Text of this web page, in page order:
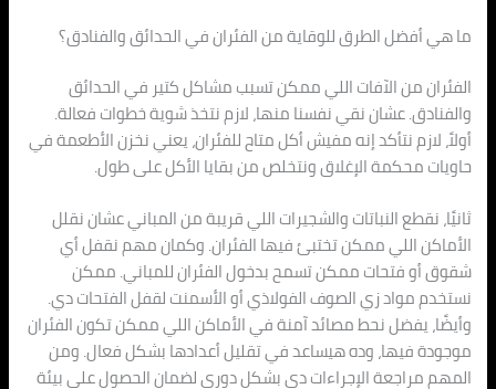
ما هي أفضل الطرق للوقاية من الفئران في الحدائق والفنادق؟
الفئران من الآفات اللي ممكن تسبب مشاكل كتير في الحدائق
والفنادق. عشان نقي نفسنا منها، لازم نتخذ شوية خطوات فعالة.
أولاً، لازم نتأكد إنه مفيش أكل متاح للفئران، يعني نخزن الأطعمة في
حاويات محكمة الإغلاق ونتخلص من بقايا الأكل على طول.
ثانيًا، نقطع النباتات والشجيرات اللي قريبة من المباني عشان نقلل
الأماكن اللي ممكن تختبئ فيها الفئران. وكمان مهم نقفل أي
شقوق أو فتحات ممكن تسمح بدخول الفئران للمباني. ممكن
نستخدم مواد زي الصوف الفولاذي أو الأسمنت لقفل الفتحات دي.
وأيضًا، يفضل نحط مصائد آمنة في الأماكن اللي ممكن تكون الفئران
موجودة فيها، وده هيساعد في تقليل أعدادها بشكل فعال. ومن
المهم مراجعة الإجراءات دي بشكل دوري لضمان الحصول على بيئة